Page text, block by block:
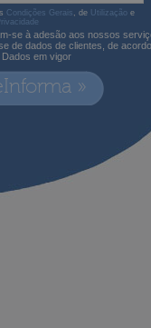
Condições Gerais , de Utilização e
se à adesão aos nossos
de dados de clientes, de
em vigor
»